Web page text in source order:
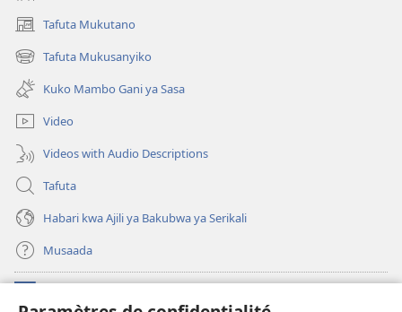
Tafuta Mukutano
(opens
new
window)
Tafuta Mukusanyiko
(opens
new
window)
Kuko Mambo Gani ya Sasa
Video
Videos with Audio Descriptions
Tafuta
Habari kwa Ajili ya Bakubwa ya Serikali
Musaada
(opens